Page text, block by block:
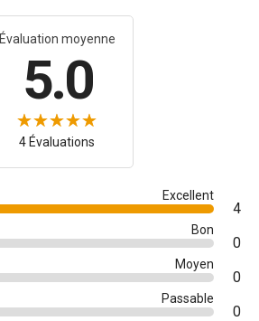
Évaluation moyenne
5.0
4 Évaluations
Excellent
4
Bon
0
Moyen
0
Passable
0